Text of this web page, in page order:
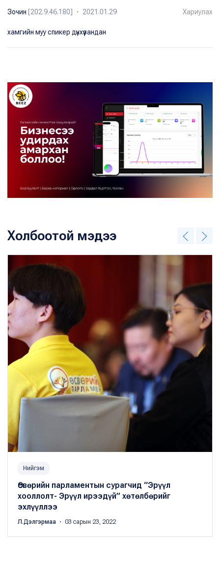
Зочин [202.9.46.180] ・ 2021.01.29 Хариулах
хамгийн муу спикер дүнхүүзандан
Холбоотой мэдээ
Нийгэм
Өсвөрийн парламентын сурагчид “Эрүүл
хооллолт- Эрүүл ирээдүй” хөтөлбөрийг
эхлүүллээ
Л.Дэлгэрмаа ・ 03 сарын 23, 2022